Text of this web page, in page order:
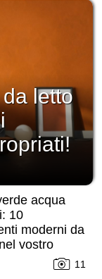
letto
acqua
10
moderni da
vostro
11